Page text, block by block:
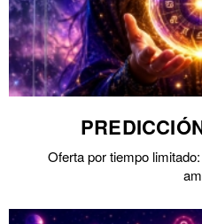
Oferta por tiempo